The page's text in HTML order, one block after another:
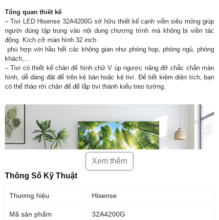
Tổng quan thiết kế
– Tivi LED Hisense 32A4200G sở hữu thiết kế cạnh viền siêu mỏng giúp
người dùng tập trung vào nội dung chương trình mà không bị viền tác
động. Kích cỡ màn hình 32 inch
phù hợp với hầu hết các không gian như phòng họp, phòng ngủ, phòng
khách,…
– Tivi có thiết kế chân đế hình chữ V úp ngược nâng đỡ chắc chắn màn
hình, dễ dàng đặt để trên kệ bàn hoặc kệ tivi. Để tiết kiệm diện tích, bạn
có thể tháo rời chân đế để lắp tivi thành kiểu treo tường.
Xem thêm
Thông Số Kỹ Thuật
Thương hiệu Hisense
Mã sản phẩm 32A4200G